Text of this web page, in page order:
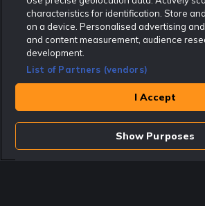
Rekatochklart som en av världens bästa spelinformations-
Oscarsgala EGR Awards.
Rekatochklart är oberoende och ej knutet till något
speltips, unika insättningsbonusar och erbjudanden från de
spelbolagen. En spelbok, spelskola, information om skador
populära klotterplank.
Har du några frågor är du välkommen attkontakta oss
Copyright © Rekatochklart.com 2008-2026 - Alla rättigheter
Spela ansvarsfullt. Åldersgränsen för spel är 18+ Har
problem? Kontakta stödlinjen på 020-81 91 00. Odds
korrekta vid den tidpunkt de publicerades. Spel utan
använder e-legitimation för registrering. Delar av
kommersiellt innehåll.
characteristics for identification. Store
on a device. Personalised advertising
and content measurement, audience
development.
List of Partners (vendors)
I Accept
Show Purposes